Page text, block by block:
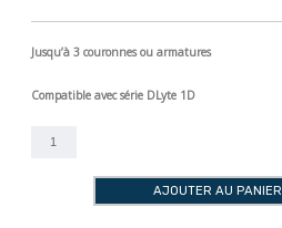
Jusqu’à 3 couronnes ou armatures
Compatible avec série DLyte 1D
quantité
AJOUTER AU PANIER